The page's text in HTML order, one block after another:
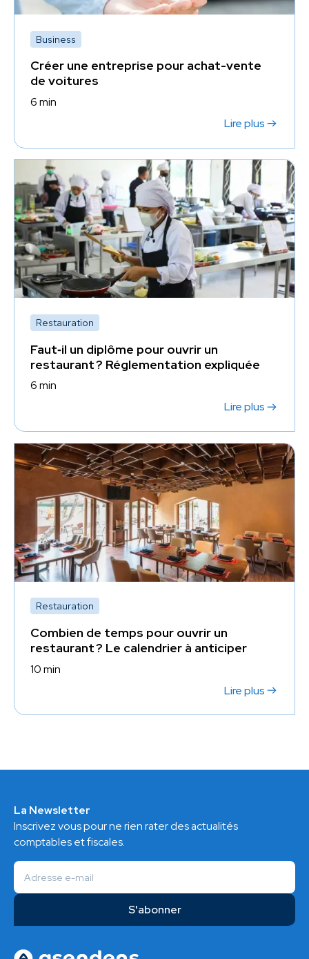
Business
Créer une entreprise pour achat-vente
de voitures
6 min
Lire plus
Restauration
Faut‑il un diplôme pour ouvrir un
restaurant ? Réglementation expliquée
6 min
Lire plus
Restauration
Combien de temps pour ouvrir un
restaurant ? Le calendrier à anticiper
10 min
Lire plus
La Newsletter
Inscrivez vous pour ne rien rater des actualités
comptables et fiscales.